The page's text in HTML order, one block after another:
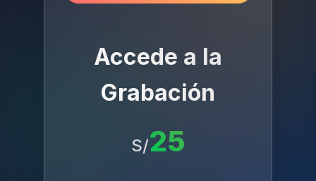
Accede a la
Grabación
S/25